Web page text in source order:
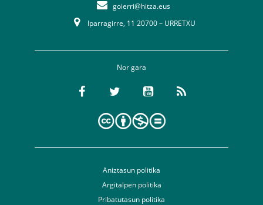
goierri@hitza.eus
Iparragirre, 11 20700 – URRETXU
Nor gara
Aniztasun politika
Argitalpen politika
Pribatutasun politika